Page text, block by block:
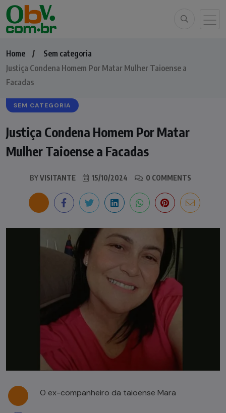
Home
Sem categoria
Justiça Condena Homem Por Matar Mulher Taioense a
Facadas
SEM CATEGORIA
Justiça Condena Homem Por Matar
Mulher Taioense a Facadas
BYVISITANTE 15/10/2024 0 COMMENTS
O ex-companheiro da taioense Mara